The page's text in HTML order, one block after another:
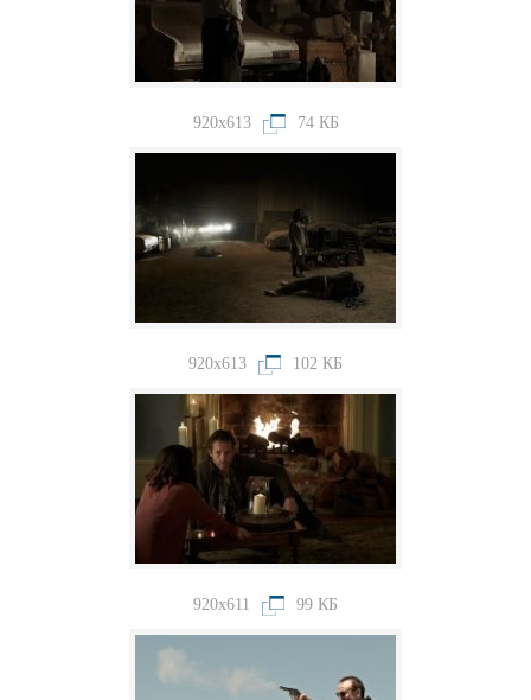
920x613 74 КБ
920x613 102 КБ
920x611 99 КБ